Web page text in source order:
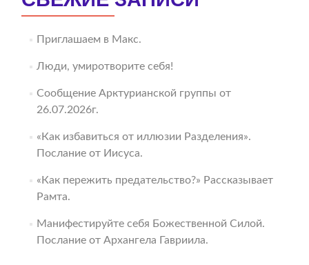
Приглашаем в Макс.
Люди, умиротворите себя!
Сообщение Арктурианской группы от
26.07.2026г.
«Как избавиться от иллюзии Разделения».
Послание от Иисуса.
«Как пережить предательство?» Рассказывает
Рамта.
Манифестируйте себя Божественной Силой.
Послание от Архангела Гавриила.